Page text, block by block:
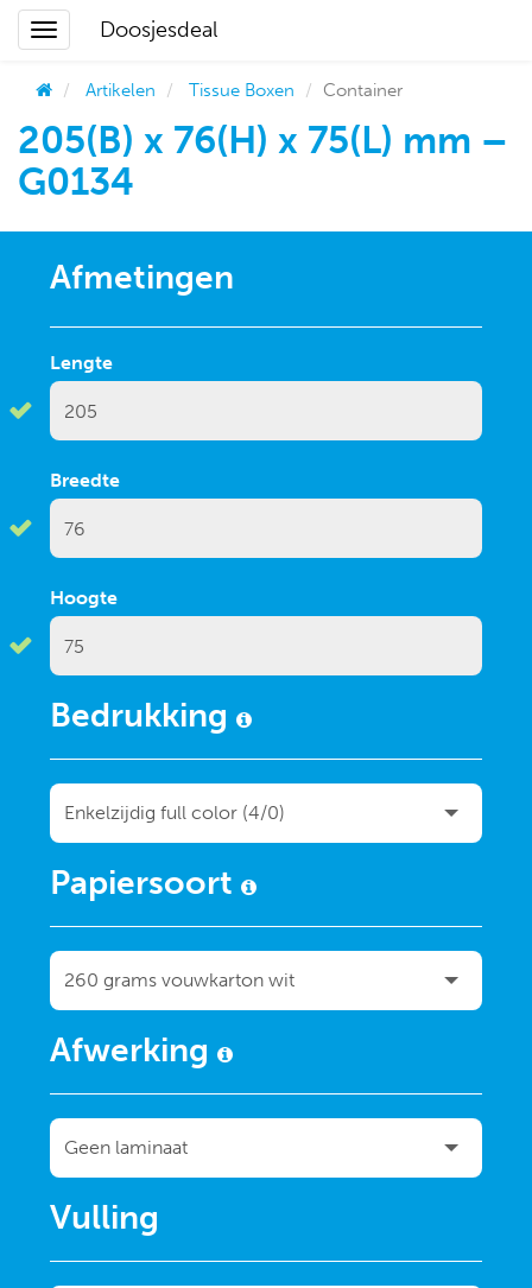
Doosjesdeal
Artikelen Tissue Boxen Container
205(B) x 76(H) x 75(L) mm –
G0134
Afmetingen
Lengte
Breedte
Hoogte
Bedrukking
Papiersoort
Afwerking
Vulling